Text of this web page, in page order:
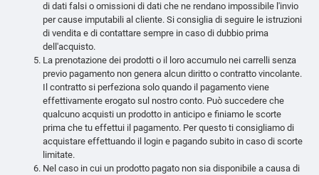
di dati falsi o omissioni di dati che ne rendano impossibile l'invio
per cause imputabili al cliente. Si consiglia di seguire le istruzioni
di vendita e di contattare sempre in caso di dubbio prima
dell'acquisto.
La prenotazione dei prodotti o il loro accumulo nei carrelli senza
previo pagamento non genera alcun diritto o contratto vincolante.
Il contratto si perfeziona solo quando il pagamento viene
effettivamente erogato sul nostro conto. Può succedere che
qualcuno acquisti un prodotto in anticipo e finiamo le scorte
prima che tu effettui il pagamento. Per questo ti consigliamo di
acquistare effettuando il login e pagando subito in caso di scorte
limitate.
Nel caso in cui un prodotto pagato non sia disponibile a causa di